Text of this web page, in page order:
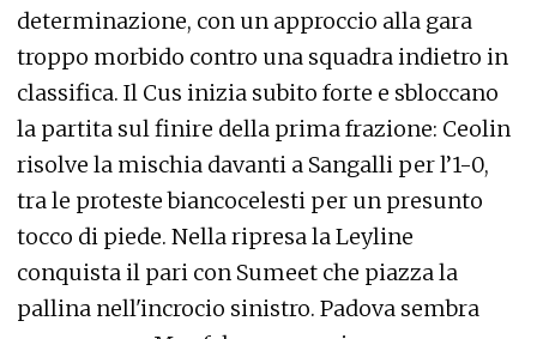
determinazione, con un approccio alla gara
troppo morbido contro una squadra indietro in
classifica. Il Cus inizia subito forte e sbloccano
la partita sul finire della prima frazione: Ceolin
risolve la mischia davanti a Sangalli per l’1-0,
tra le proteste biancocelesti per un presunto
tocco di piede. Nella ripresa la Leyline
conquista il pari con Sumeet che piazza la
pallina nell'incrocio sinistro. Padova sembra